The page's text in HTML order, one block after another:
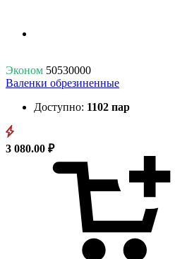
Эконом 50530000
Валенки обрезиненные
Доступно: 1102 пар
3 080.00 ₽